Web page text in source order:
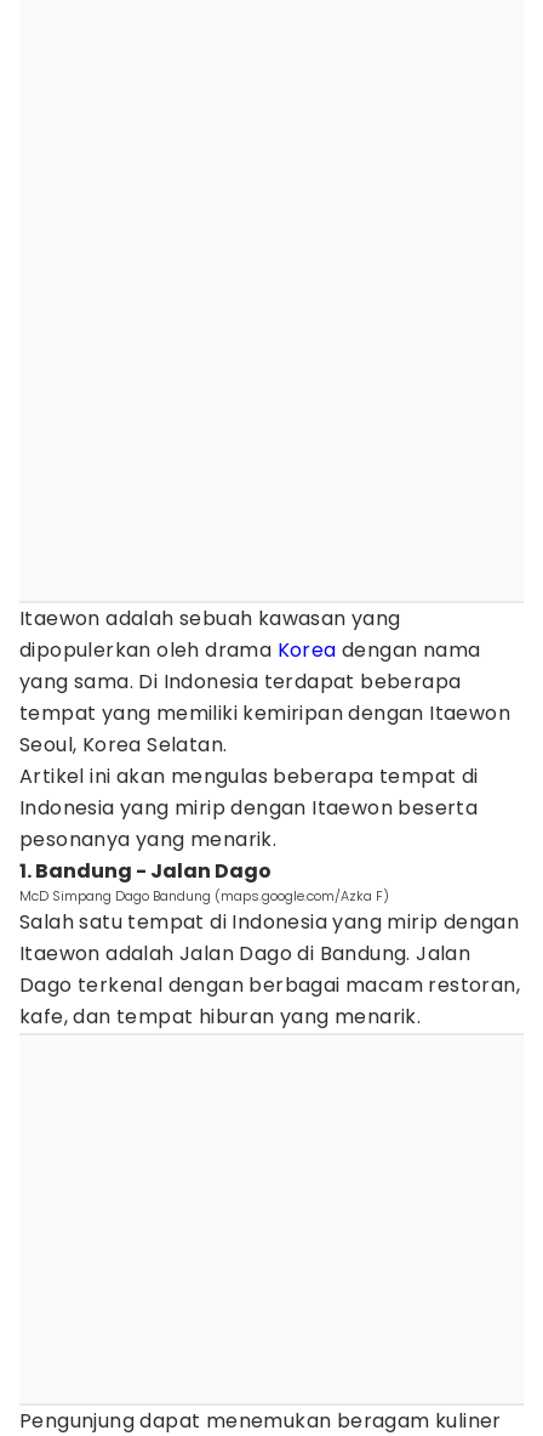
Itaewon adalah sebuah kawasan yang
dipopulerkan oleh drama Korea dengan nama
yang sama. Di Indonesia terdapat beberapa
tempat yang memiliki kemiripan dengan Itaewon
Seoul, Korea Selatan.
Artikel ini akan mengulas beberapa tempat di
Indonesia yang mirip dengan Itaewon beserta
pesonanya yang menarik.
1. Bandung - Jalan Dago
McD Simpang Dago Bandung (maps.google.com/Azka F)
Salah satu tempat di Indonesia yang mirip dengan
Itaewon adalah Jalan Dago di Bandung. Jalan
Dago terkenal dengan berbagai macam restoran,
kafe, dan tempat hiburan yang menarik.
Pengunjung dapat menemukan beragam kuliner